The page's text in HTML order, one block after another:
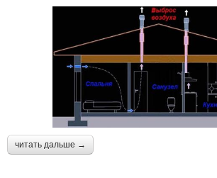
читать дальше →